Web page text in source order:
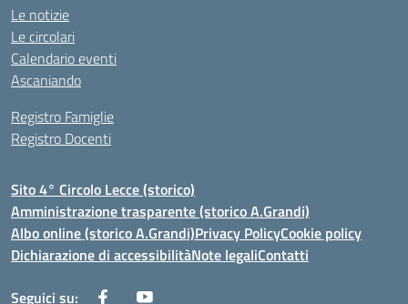
Le notizie
Le circolari
Calendario eventi
Ascaniando
Registro Famiglie
Registro Docenti
Sito 4° Circolo Lecce (storico)
Amministrazione trasparente (storico A.Grandi)
Albo online (storico A.Grandi)Privacy PolicyCookie policy
Dichiarazione di accessibilitàNote legaliContatti
Seguici su: